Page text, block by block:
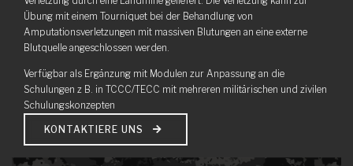
Übung mit einem Tourniquet bei der Behandlung von
Amputationsverletzungen mit massiven Blutungen an eine externe
Blutquelle angeschlossen werden.
Verfügbar als Ergänzung mit Modulen zur Anpassung an die
Schulungen z B. in TCCC/TECC mit mehreren militärischen und zivilen
Schulungskonzepten
KONTAKTIERE UNS